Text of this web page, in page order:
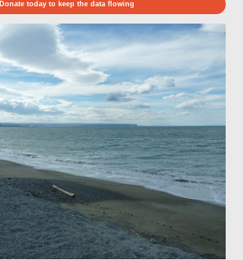
Donate today to keep the data flowing